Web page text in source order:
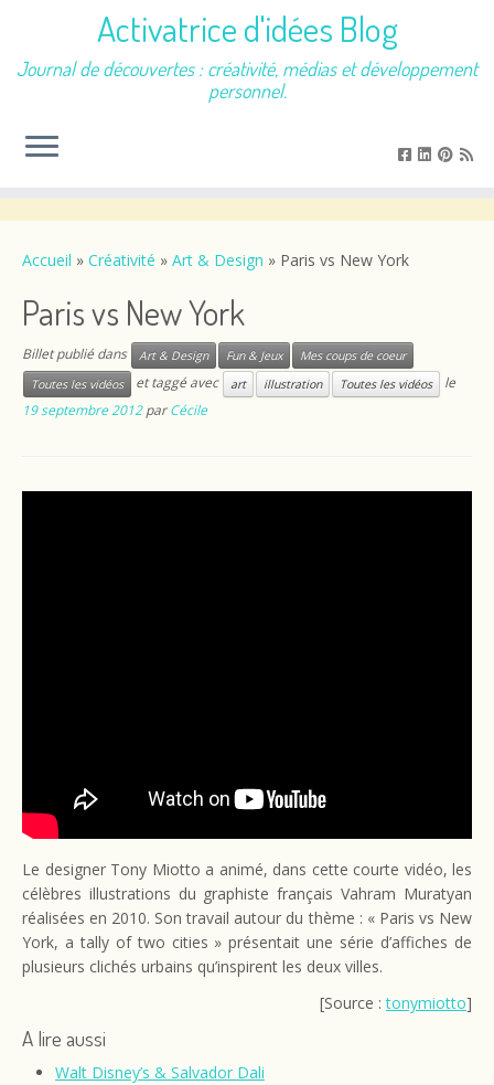
contenu
Activatrice d'idées Blog
Journal de découvertes : créativité, médias et développement
personnel.
Accueil » Créativité » Art & Design » Paris vs New York
Paris vs New York
Billet publié dans Art & Design Fun & Jeux
Mes coups de coeur
Toutes les vidéos
et taggé avec art illustration Toutes les vidéos
le
19 septembre 2012 parCécile
Le designer Tony Miotto a animé, dans cette courte vidéo, les
célèbres illustrations du graphiste français Vahram Muratyan
réalisées en 2010. Son travail autour du thème : « Paris vs New
York, a tally of two cities » présentait une série d’affiches de
plusieurs clichés urbains qu’inspirent les deux villes.
[Source :tonymiotto]
A lire aussi
Walt Disney’s & Salvador Dali